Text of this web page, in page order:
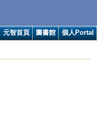
元智首頁 圖書館 個人Portal